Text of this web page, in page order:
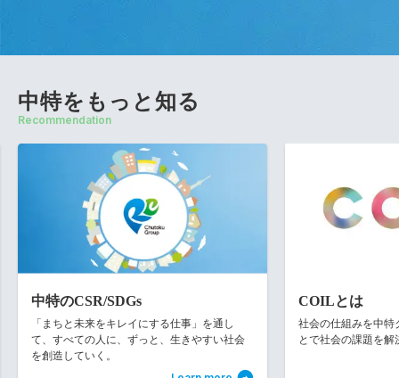
中特をもっと知る
Recommendation
中特のCSR/SDGs
「まちと未来をキレイにする仕事」を通し
て、すべての人に、ずっと、生きやすい社会
を創造していく。
COILとは
社会の仕組みを中特
とで社会の課題を解